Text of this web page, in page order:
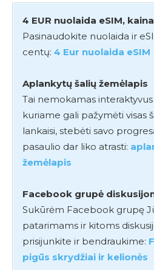
4 EUR nuolaida eSIM,
Pasinaudokite nuolaida ir
centų: 4 Eur nuolaida eSIM
Aplankytų šalių žemėlapis
Tai nemokamas
kuriame gali pažymėti visas
lankaisi, stebėti savo
pasaulio dar liko atrasti:
žemėlapis
Facebook grupė
Sukūrėm Facebook grupę
patarimams ir kitoms
prisijunkite ir bendraukime:
pigūs skrydžiai ir kelionės